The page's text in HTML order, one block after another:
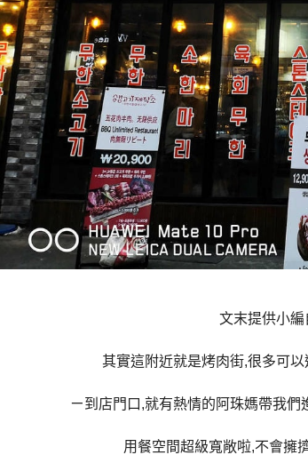
文末提供小
其實這附近就是烤肉街,很多可
ㄧ到店門口,就有熱情的阿珠媽帶我
用餐空間超級寬敞啦,不會擁